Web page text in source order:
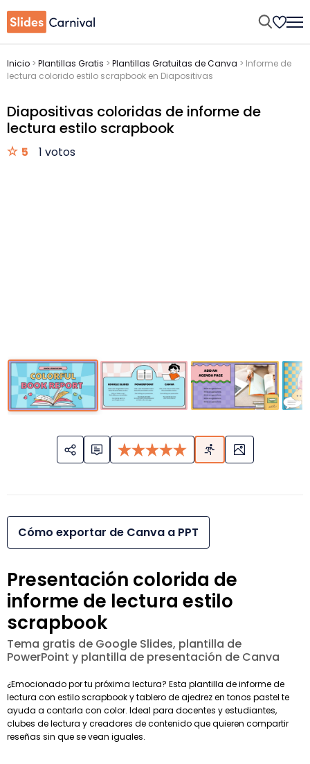
Inicio > Plantillas Gratis > Plantillas Gratuitas de Canva > Informe de
lectura colorido estilo scrapbook en Diapositivas
Diapositivas coloridas de informe de
lectura estilo scrapbook
5 1 votos
Cómo exportar de Canva a PPT
Presentación colorida de
informe de lectura estilo
scrapbook
Tema gratis de Google Slides, plantilla de
PowerPoint y plantilla de presentación de Canva
¿Emocionado por tu próxima lectura? Esta plantilla de informe de
lectura con estilo scrapbook y tablero de ajedrez en tonos pastel te
ayuda a contarla con color. Ideal para docentes y estudiantes,
clubes de lectura y creadores de contenido que quieren compartir
reseñas sin que se vean iguales.